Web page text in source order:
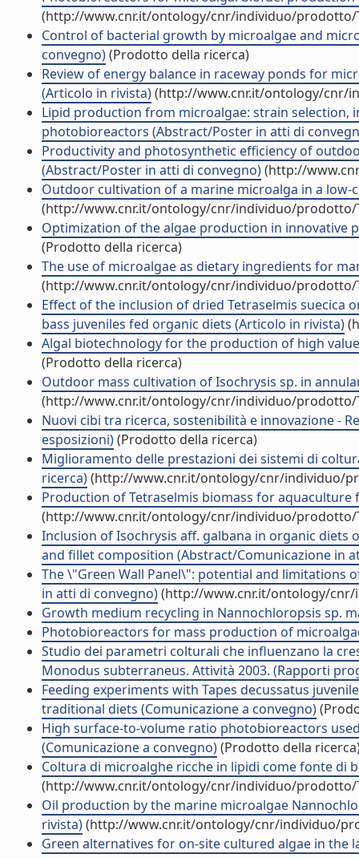
(http://www.cnr.it/ontology/cnr/individuo/prodotto/
Control of bacterial growth by microalgae and
convegno)(Prodotto della ricerca)
Review of energy balance in raceway ponds for
(Articolo in rivista)(http://www.cnr.it/ontology/cnr/
Lipid production from microalgae: strain
photobioreactors (Abstract/Poster in atti di
Productivity and photosynthetic efficiency of
(Abstract/Poster in atti di convegno)(http://
Outdoor cultivation of a marine microalga in a
(http://www.cnr.it/ontology/cnr/individuo/prodotto/
Optimization of the algae production in innovative
(Prodotto della ricerca)
The use of microalgae as dietary ingredients for
(http://www.cnr.it/ontology/cnr/individuo/prodotto/
Effect of the inclusion of dried Tetraselmis
bass juveniles fed organic diets (Articolo in rivista)
Algal biotechnology for the production of high
(Prodotto della ricerca)
Outdoor mass cultivation of Isochrysis sp. in
(http://www.cnr.it/ontology/cnr/individuo/prodotto/
Nuovi cibi tra ricerca, sostenibilità e innovazione -
esposizioni)(Prodotto della ricerca)
Miglioramento delle prestazioni dei sistemi di
ricerca)(http://www.cnr.it/ontology/cnr/individuo/
Production of Tetraselmis biomass for
(http://www.cnr.it/ontology/cnr/individuo/prodotto/
Inclusion of Isochrysis aff. galbana in organic diets
and fillet composition (Abstract/Comunicazione in
The \"Green Wall Panel\": potential and limitations
in atti di convegno)(http://www.cnr.it/ontology/
Growth medium recycling in Nannochloropsis sp.
Photobioreactors for mass production of
Studio dei parametri colturali che influenzano la
Monodus subterraneus. Attività 2003. (Rapporti
Feeding experiments with Tapes decussatus
traditional diets (Comunicazione a convegno)
High surface-to-volume ratio photobioreactors
(Comunicazione a convegno)(Prodotto della
Coltura di microalghe ricche in lipidi come fonte di
(http://www.cnr.it/ontology/cnr/individuo/prodotto/
Oil production by the marine microalgae
rivista)(http://www.cnr.it/ontology/cnr/individuo/
Green alternatives for on-site cultured algae in the